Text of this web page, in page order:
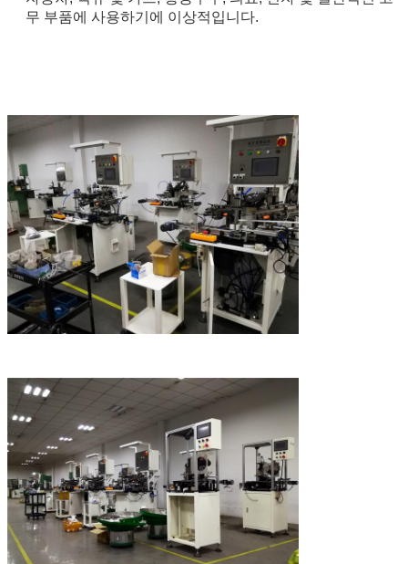
무 부품에 사용하기에 이상적입니다.